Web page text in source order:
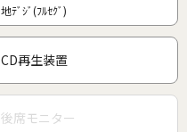
地ﾃﾞｼﾞ(ﾌﾙｾｸﾞ)
CD再生装置
後席モニター